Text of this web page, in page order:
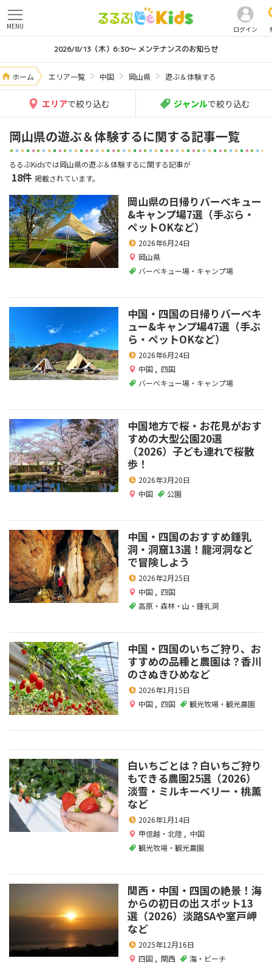
ログイン
MENU
2026/8/13（木）6:30～ メンテナンスのお知らせ
ホーム エリア一覧 中国 岡山県 遊ぶ＆体験する
エリアで絞り込む ジャンルで絞り込む
岡山県の遊ぶ＆体験するに関する記事一覧
るるぶKidsでは岡山県の遊ぶ＆体験するに関する記事が
18件 掲載されています。
岡山県の日帰りバーベキュー
&キャンプ場7選（手ぶら・
ペットOKなど）
2026年6月24日
岡山県
バーベキュー場・キャンプ場
中国・四国の日帰りバーベキ
ュー&キャンプ場47選（手ぶ
ら・ペットOKなど）
2026年6月24日
中国 , 四国
バーベキュー場・キャンプ場
中国地方で桜・お花見がおす
すめの大型公園20選
（2026）子ども連れで桜散
歩！
2026年3月20日
中国
公園
中国・四国のおすすめ鍾乳
洞・洞窟13選！龍河洞など
で冒険しよう
2026年2月25日
中国 , 四国
高原・森林・山・鍾乳洞
中国・四国のいちご狩り、お
すすめの品種と農園は？香川
のさぬきひめなど
2026年1月15日
中国 , 四国 観光牧場・観光農園
白いちごとは？白いちご狩り
もできる農園25選（2026）
淡雪・ミルキーベリー・桃薫
など
2026年1月14日
甲信越・北陸 , 中国
観光牧場・観光農園
関西・中国・四国の絶景！海
からの初日の出スポット13
選（2026）淡路SAや室戸岬
など
2025年12月16日
四国 , 関西 海・ビーチ